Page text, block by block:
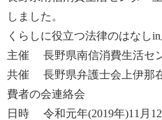
しました。
くらしに役立つ法律のはなしin
主催 長野県南信消費生活セ
共催 長野県弁護士会上伊那
費者の会連絡会
日時 令和元年(2019年)11月12